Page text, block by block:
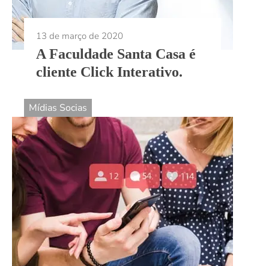
13 de março de 2020
A Faculdade Santa Casa é
cliente Click Interativo.
Mídias Socias